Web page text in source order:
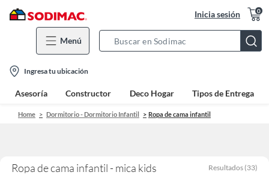
Inicia sesión 0
Menú
Bar
location-
icon
Ingresa tu ubicación
Asesoría Constructor Deco Hogar Tipos de Entrega
Home Dormitorio - Dormitorio Infantil Ropa de cama infantil
Ropa de cama infantil - mica kids Resultados (33)